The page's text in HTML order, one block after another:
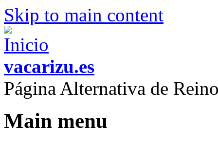
Skip to main content
vacarizu.es
Página Alternativa de
Main menu